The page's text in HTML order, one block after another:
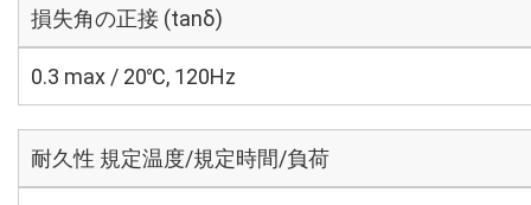
損失角の正接 (tanδ)
0.3 max / 20℃, 120Hz
耐久性 規定温度/規定時間/負荷